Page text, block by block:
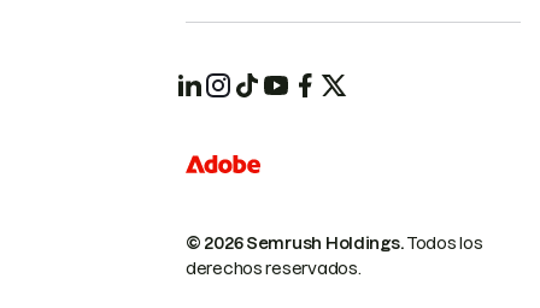
© 2026 Semrush Holdings.Todos los
derechos reservados.